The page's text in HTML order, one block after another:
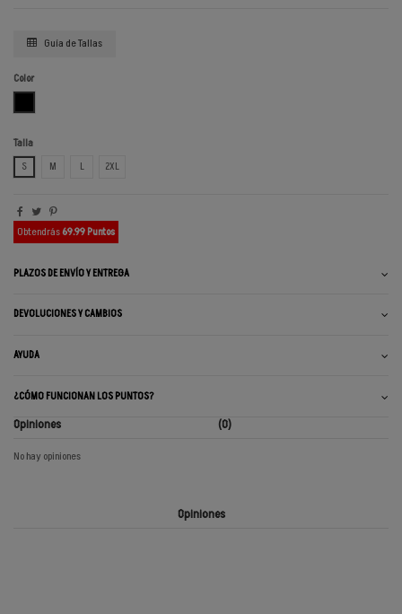
Guía de Tallas
Color
Talla
S
M L 2XL
Obtendrás69.99 Puntos
PLAZOS DE ENVÍO Y ENTREGA
DEVOLUCIONES Y CAMBIOS
AYUDA
¿CÓMO FUNCIONAN LOS PUNTOS?
Opiniones (0)
No hay opiniones
Opiniones